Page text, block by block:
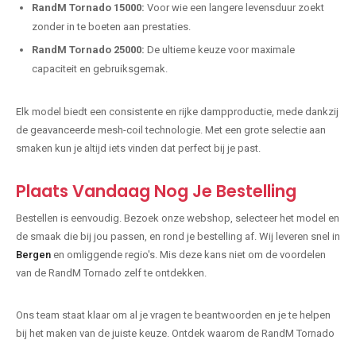
RandM Tornado 15000: Voor wie een langere levensduur zoekt
zonder in te boeten aan prestaties.
RandM Tornado 25000: De ultieme keuze voor maximale
capaciteit en gebruiksgemak.
Elk model biedt een consistente en rijke dampproductie, mede dankzij
de geavanceerde mesh-coil technologie. Met een grote selectie aan
smaken kun je altijd iets vinden dat perfect bij je past.
Plaats Vandaag Nog Je Bestelling
Bestellen is eenvoudig. Bezoek onze webshop, selecteer het model en
de smaak die bij jou passen, en rond je bestelling af. Wij leveren snel in
Bergen en omliggende regio's. Mis deze kans niet om de voordelen
van de RandM Tornado zelf te ontdekken.
Ons team staat klaar om al je vragen te beantwoorden en je te helpen
bij het maken van de juiste keuze. Ontdek waarom de RandM Tornado